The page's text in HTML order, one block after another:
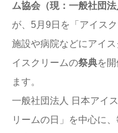
ム協会（現：一般社団
が、5月9日を「アイス
施設や病院などにアイ
イスクリームの祭典を
ます。
一般社団法人 日本アイ
リームの日」を中心に